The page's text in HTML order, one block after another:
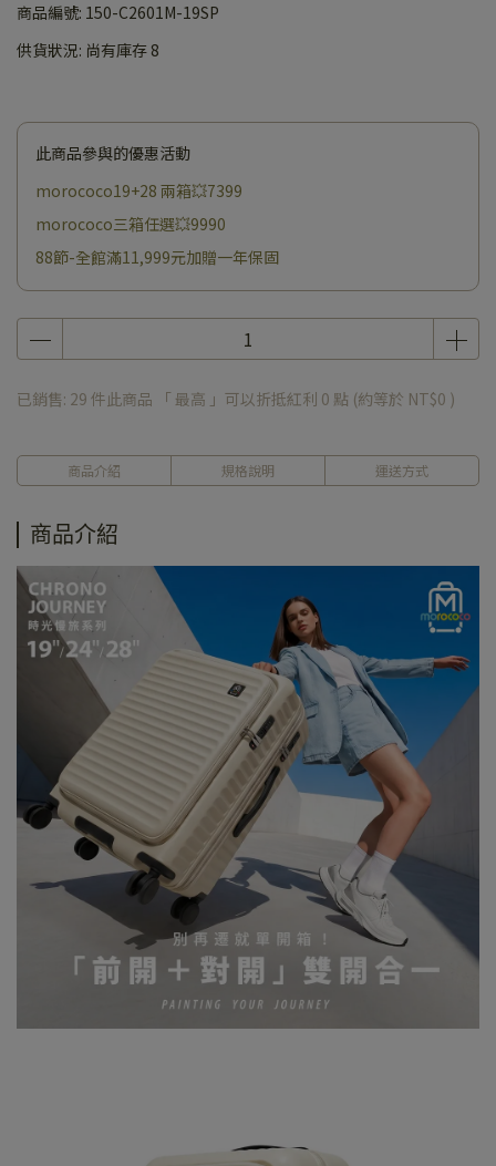
商品編號: 150-C2601M-19SP
供貨狀況: 尚有庫存 8
此商品參與的優惠活動
morococo19+28 兩箱💥7399
morococo三箱任選💥9990
88節-全館滿11,999元加贈一年保固
已銷售: 29 件此商品 「 最高 」可以折抵紅利 0 點 (約等於 NT$0 )
商品介紹 規格說明 運送方式
商品介紹